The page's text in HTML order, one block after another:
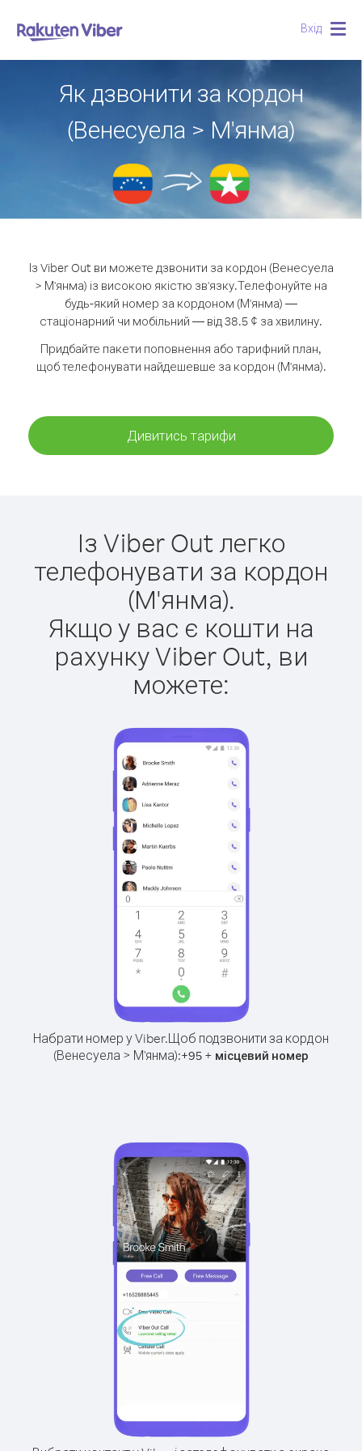
Вхід
Як дзвонити за кордон
(Венесуела > М'янма)
Із Viber Out ви можете дзвонити за кордон (Венесуела
> М'янма) із високою якістю зв'язку.Телефонуйте на
будь-який номер за кордоном (М'янма) —
стаціонарний чи мобільний — від 38.5 ¢ за хвилину.
Придбайте пакети поповнення або тарифний план,
щоб телефонувати найдешевше за кордон (М'янма).
Дивитись тарифи
Із Viber Out легко
телефонувати за кордон
(М'янма).
Якщо у вас є кошти на
рахунку Viber Out, ви
можете:
Набрати номер у Viber.Щоб подзвонити за кордон
(Венесуела > М'янма):+95 + місцевий номер